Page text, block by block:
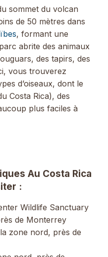
sommet du volcan
de 50 mètres dans
, formant une
abrite des animaux
des tapirs, des
vous trouverez
d’oiseaux, dont le
Costa Rica), des
plus faciles à
Au Costa Rica
:
Wildlife Sanctuary
de Monterrey
zone nord, près de